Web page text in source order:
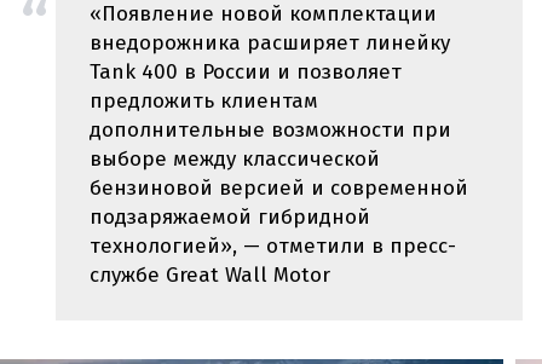
«Появление новой комплектации
внедорожника расширяет линейку
Tank 400 в России и позволяет
предложить клиентам
дополнительные возможности при
выборе между классической
бензиновой версией и современной
подзаряжаемой гибридной
технологией», — отметили в пресс-
службе Great Wall Motor